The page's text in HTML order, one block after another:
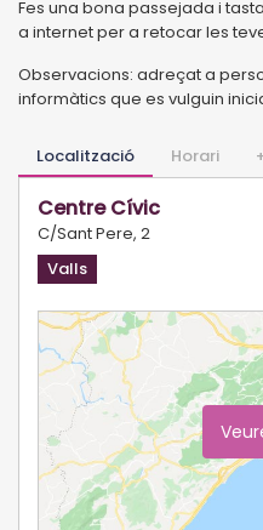
Fes una bona passejada i
a internet per a retocar les
Observacions: adreçat a
informàtics que es vulguin
Localització Horari
Centre Cívic
C/Sant Pere, 2
Valls